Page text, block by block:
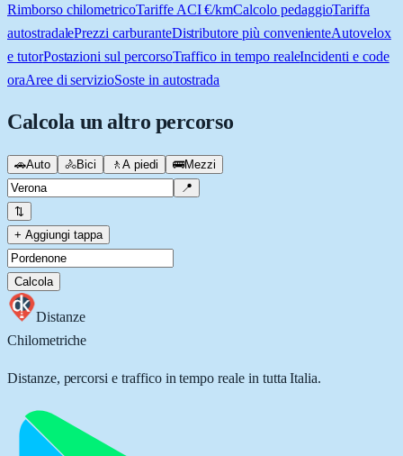
Rimborso chilometricoTariffe ACI €/kmCalcolo pedaggioTariffa
autostradalePrezzi carburanteDistributore più convenienteAutovelox
e tutorPostazioni sul percorsoTraffico in tempo realeIncidenti e code
oraAree di servizioSoste in autostrada
Calcola un altro percorso
🚗Auto 🚴Bici 🚶 A piedi 🚌Mezzi
📍
⇅
+ Aggiungi tappa
Calcola
Distanze
Chilometriche
Distanze, percorsi e traffico in tempo reale in tutta Italia.